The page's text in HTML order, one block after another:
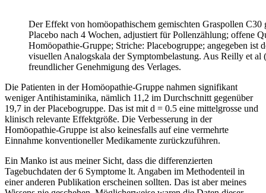
Der Effekt von homöopathischem gemischten Graspollen C30
Placebo nach 4 Wochen, adjustiert für Pollenzählung; offene
Homöopathie-Gruppe; Striche: Placebogruppe; angegeben ist
visuellen Analogskala der Symptombelastung. Aus Reilly et al
freundlicher Genehmigung des Verlages.
Die Patienten in der Homöopathie-Gruppe nahmen signifikant
weniger Antihistaminika, nämlich 11,2 im Durchschnitt gegenüber
19,7 in der Placebogruppe. Das ist mit d = 0.5 eine mittelgrosse und
klinisch relevante Effektgröße. Die Verbesserung in der
Homöopathie-Gruppe ist also keinesfalls auf eine vermehrte
Einnahme konventioneller Medikamente zurückzuführen.
Ein Manko ist aus meiner Sicht, dass die differenzierten
Tagebuchdaten der 6 Symptome lt. Angaben im Methodenteil in
einer anderen Publikation erscheinen sollten. Das ist aber meines